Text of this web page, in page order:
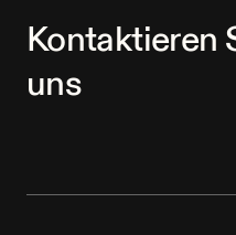
Kontaktieren
uns